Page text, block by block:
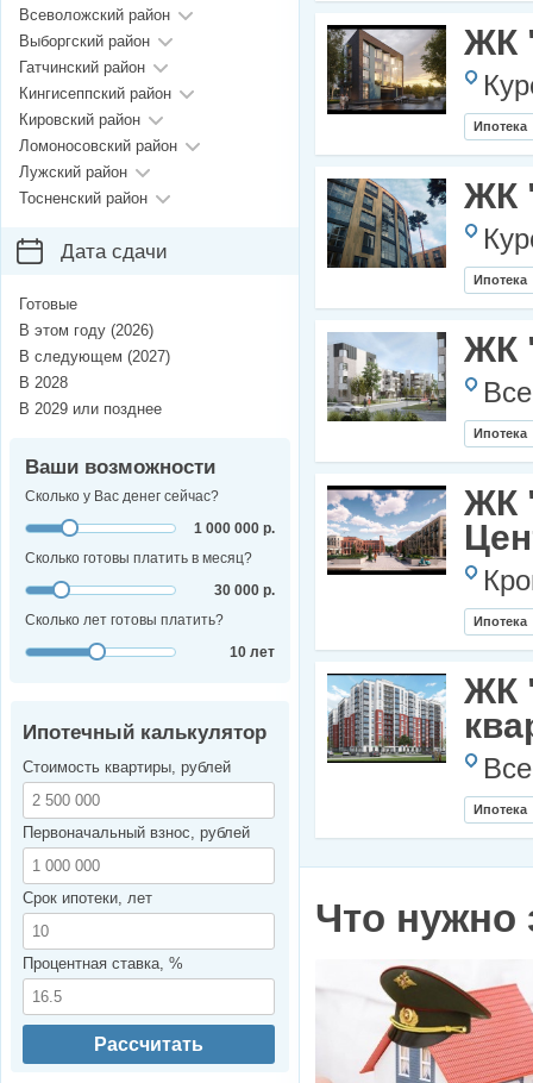
ЖК
Ипотека
ЖК
Ипотека
ЖК
Ипотека
ЖК
Ипотека
ЖК
Ипотека
Что нужно
Всеволожский район
Выборгский район
Гатчинский район
Кингисеппский район
Кировский район
Ломоносовский район
Лужский район
Тосненский район
Дата сдачи
Готовые
В этом году (2026)
В следующем (2027)
В 2028
В 2029 или позднее
Ваши возможности
Сколько у Вас денег сейчас?
1 000 000 р.
Сколько готовы платить в месяц?
30 000 р.
Сколько лет готовы платить?
10 лет
Ипотечный калькулятор
Стоимость квартиры, рублей
Первоначальный взнос, рублей
Срок ипотеки, лет
Процентная ставка, %
Рассчитать